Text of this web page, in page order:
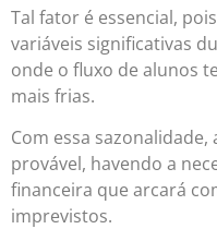
Tal fator é essencial,
variáveis significativas
onde o fluxo de alunos
mais frias.
Com essa
provável, havendo a
financeira que arcará
imprevistos.